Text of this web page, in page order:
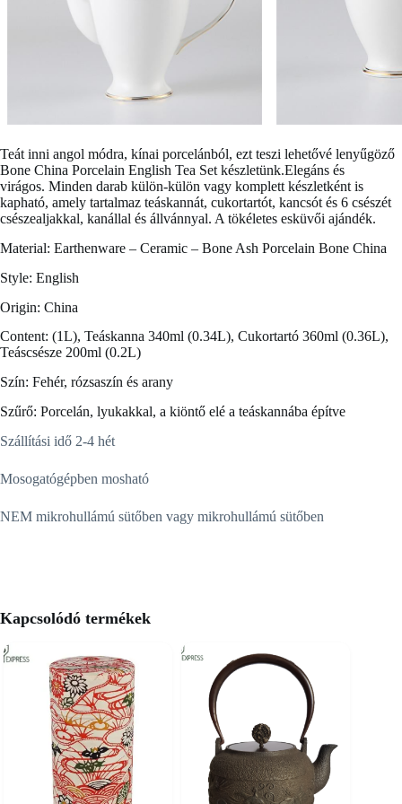
Teát inni angol módra, kínai porcelánból, ezt teszi lehetővé lenyűgöző
Bone China Porcelain English Tea Set készletünk.Elegáns és
virágos. Minden darab külön-külön vagy komplett készletként is
kapható, amely tartalmaz teáskannát, cukortartót, kancsót és 6 csészét
csészealjakkal, kanállal és állvánnyal. A tökéletes esküvői ajándék.
Material: Earthenware – Ceramic – Bone Ash Porcelain Bone China
Style: English
Origin: China
Content: (1L), Teáskanna 340ml (0.34L), Cukortartó 360ml (0.36L),
Teáscsésze 200ml (0.2L)
Szín: Fehér, rózsaszín és arany
Szűrő: Porcelán, lyukakkal, a kiöntő elé a teáskannába építve
Szállítási idő 2-4 hét
Mosogatógépben mosható
NEM mikrohullámú sütőben vagy mikrohullámú sütőben
Kapcsolódó termékek